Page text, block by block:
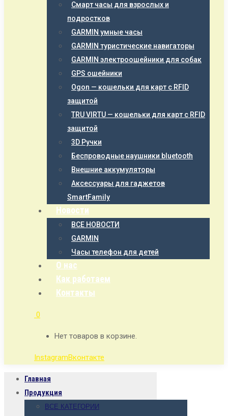
Смарт часы для взрослых и
подростков
GARMIN умные часы
GARMIN туристические навигаторы
GARMIN электроошейники для собак
GPS ошейники
Ogon — кошельки для карт с RFID
защитой
TRU VIRTU — кошельки для карт с RFID
защитой
3D Ручки
Беспроводные наушники bluetooth
Внешние аккумуляторы
Аксессуары для гаджетов
SmartFamily
Новости
ВСЕ НОВОСТИ
GARMIN
Часы телефон для детей
О нас
Как работаем
Контакты
0
Нет товаров в корзине.
InstagramВконтакте
Главная
Продукция
ВСЕ КАТЕГОРИИ